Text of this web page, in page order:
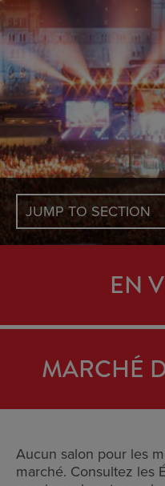
JUMP TO SECTION
EN
MARCHÉ
Aucun salon pour les
marché. Consultez les